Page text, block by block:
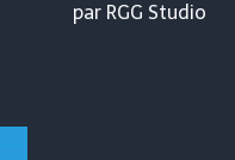
par RGG Studio